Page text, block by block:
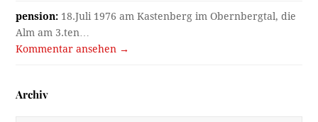
pension: 18.Juli 1976 am Kastenberg im Obernbergtal, die
Alm am 3.ten…
Kommentar ansehen →
Archiv